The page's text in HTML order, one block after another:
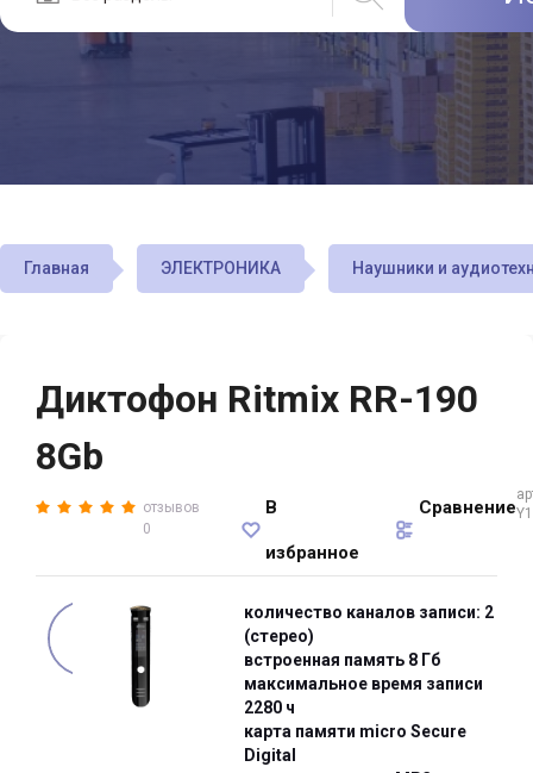
Главная ЭЛЕКТРОНИКА Наушники и
Диктофон Ritmix RR-190
8Gb
отзывов
0
В
избранное
Сравнение
количество каналов записи: 2
(стерео)
встроенная память 8 Гб
максимальное время записи
2280 ч
карта памяти micro Secure
Digital